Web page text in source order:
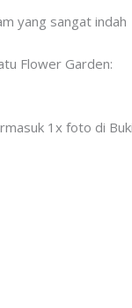
yang sangat indah
Flower Garden:
1x foto di